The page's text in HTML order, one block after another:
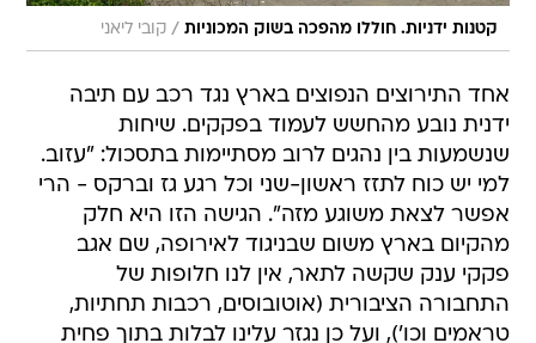
קטנות ידניות. חוללו מהפכה בשוק המכוניות / קובי ליאני
אחד התירוצים הנפוצים בארץ נגד רכב עם תיבה
ידנית נובע מהחשש לעמוד בפקקים. שיחות
שנשמעות בין נהגים לרוב מסתיימות בתסכול: "עזוב.
למי יש כוח לתזז ראשון-שני וכל רגע גז וברקס - הרי
אפשר לצאת משוגע מזה". הגישה הזו היא חלק
מהקיום בארץ משום שבניגוד לאירופה, שם אגב
פקקי ענק שקשה לתאר, אין לנו חלופות של
התחבורה הציבורית (אוטובוסים, רכבות תחתיות,
טראמים וכו'), ועל כן נגזר עלינו לבלות בתוך פחית